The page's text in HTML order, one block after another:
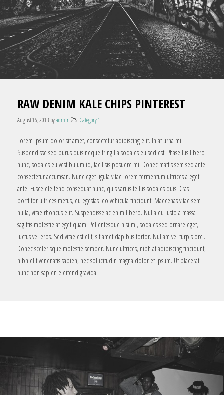
RAW DENIM KALE CHIPS PINTEREST
August 16, 2013 byadmin Category 1
Lorem ipsum dolor sit amet, consectetur adipiscing elit. In at urna mi.
Suspendisse sed purus quis neque fringilla sodales eu sed est. Phasellus libero
nunc, sodales eu vestibulum id, facilisis posuere mi. Donec mattis sem sed ante
consectetur accumsan. Nunc eget ligula vitae lorem fermentum ultrices a eget
ante. Fusce eleifend consequat nunc, quis varius tellus sodales quis. Cras
porttitor ultrices metus, eu egestas leo vehicula tincidunt. Maecenas vitae sem
nulla, vitae rhoncus elit. Suspendisse ac enim libero. Nulla eu justo a massa
sagittis molestie at eget quam. Pellentesque nisi mi, sodales sed ornare eget,
luctus vel eros. Sed vitae est elit, sit amet dapibus tortor. Nullam vel turpis orci.
Donec scelerisque molestie semper. Nunc ultrices, nibh at adipiscing tincidunt,
nibh elit venenatis sapien, nec sollicitudin magna dolor et ipsum. Ut placerat
nunc non sapien eleifend gravida.